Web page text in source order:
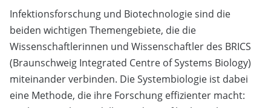
Infektionsforschung und Biotechnologie sind die
beiden wichtigen Themengebiete, die die
Wissenschaftlerinnen und Wissenschaftler des BRICS
(Braunschweig Integrated Centre of Systems Biology)
miteinander verbinden. Die Systembiologie ist dabei
eine Methode, die ihre Forschung effizienter macht: